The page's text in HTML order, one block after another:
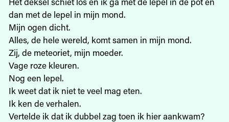
dan met de lepel in mijn mond.
Mijn ogen dicht.
Alles, de hele wereld, komt samen in mijn mond.
Zij, de meteoriet, mijn moeder.
Vage roze kleuren.
Nog een lepel.
Ik weet dat ik niet te veel mag eten.
Ik ken de verhalen.
Vertelde ik dat ik dubbel zag toen ik hier aankwam?